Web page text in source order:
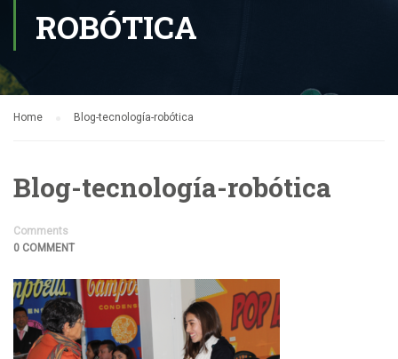
ROBÓTICA
Home Blog-tecnología-robótica
Blog-tecnología-robótica
Comments
0 COMMENT